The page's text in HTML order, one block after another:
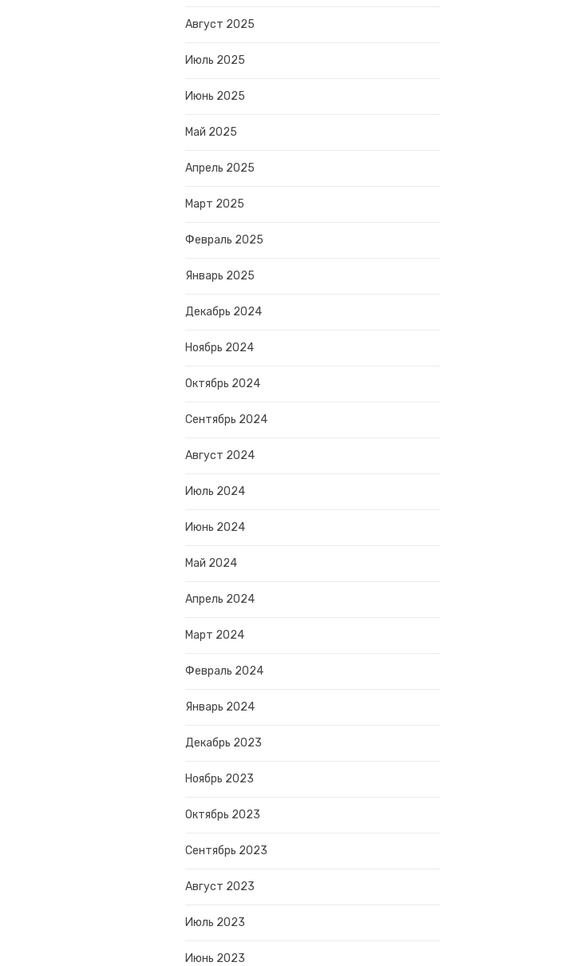
Август 2025
Июль 2025
Июнь 2025
Май 2025
Апрель 2025
Март 2025
Февраль 2025
Январь 2025
Декабрь 2024
Ноябрь 2024
Октябрь 2024
Сентябрь 2024
Август 2024
Июль 2024
Июнь 2024
Май 2024
Апрель 2024
Март 2024
Февраль 2024
Январь 2024
Декабрь 2023
Ноябрь 2023
Октябрь 2023
Сентябрь 2023
Август 2023
Июль 2023
Июнь 2023